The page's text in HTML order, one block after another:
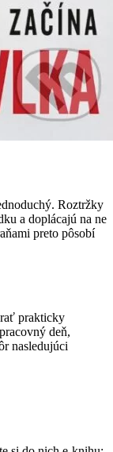
Roztržky
a doplácajú na ne
preto pôsobí
prakticky
deň,
nasledujúci